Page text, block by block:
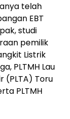
telah
EBT
studi
pemilik
Listrik
PLTMH Lau
(PLTA) Toru
PLTMH